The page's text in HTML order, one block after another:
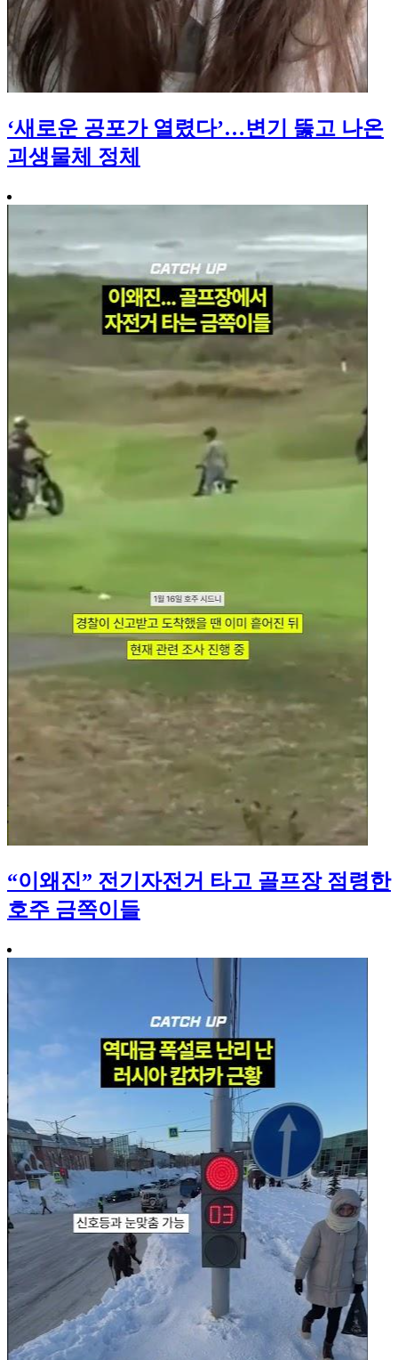
‘새로운 공포가 열렸다’…변기 뚫고 나온
괴생물체 정체
“이왜진” 전기자전거 타고 골프장 점령한
호주 금쪽이들